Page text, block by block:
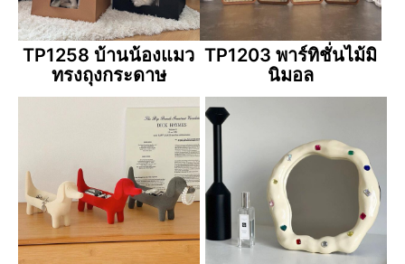
TP1258 บ้านน้องแมว
ทรงถุงกระดาษ
TP1203 พาร์ทิชั่นไม้มิ
นิมอล